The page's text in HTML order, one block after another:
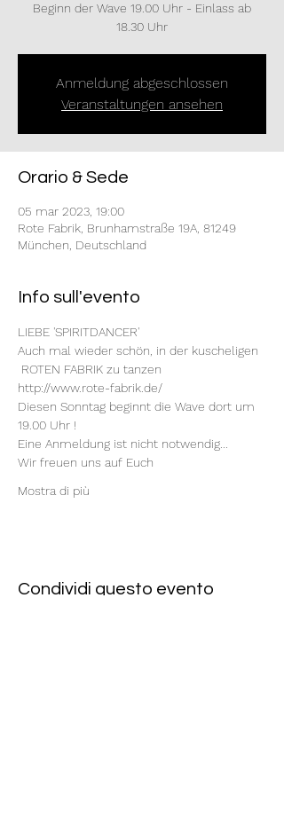
Beginn der Wave 19.00 Uhr - Einlass ab
18.30 Uhr
Anmeldung abgeschlossen
Veranstaltungen ansehen
Orario & Sede
05 mar 2023, 19:00
Rote Fabrik, Brunhamstraße 19A, 81249
München, Deutschland
Info sull'evento
LIEBE 'SPIRITDANCER'
Auch mal wieder schön, in der kuscheligen
ROTEN FABRIK zu tanzen
http://www.rote-fabrik.de/
Diesen Sonntag beginnt die Wave dort um
19.00 Uhr !
Eine Anmeldung ist nicht notwendig...
Wir freuen uns auf Euch
Mostra di più
Condividi questo evento